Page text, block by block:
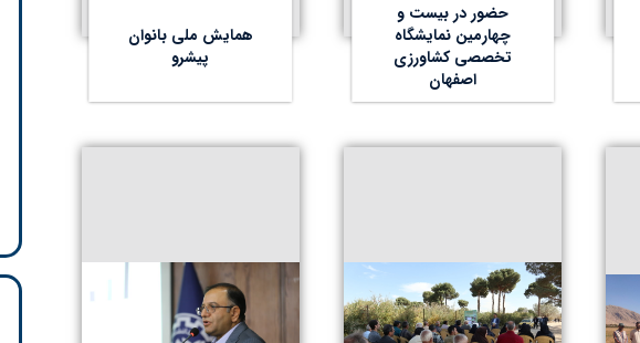
حضور در بیست و
چهارمین نمایشگاه
تخصصی کشاورزی
اصفهان
همایش ملی بانوان
پیشرو